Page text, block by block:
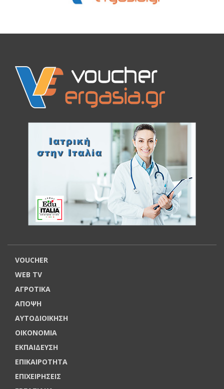
VOUCHER
WEB TV
ΑΓΡΟΤΙΚΑ
ΑΠΟΨΗ
ΑΥΤΟΔΙΟΙΚΗΣΗ
ΟΙΚΟΝΟΜΙΑ
ΕΚΠΑΙΔΕΥΣΗ
ΕΠΙΚΑΙΡΟΤΗΤΑ
ΕΠΙΧΕΙΡΗΣΕΙΣ